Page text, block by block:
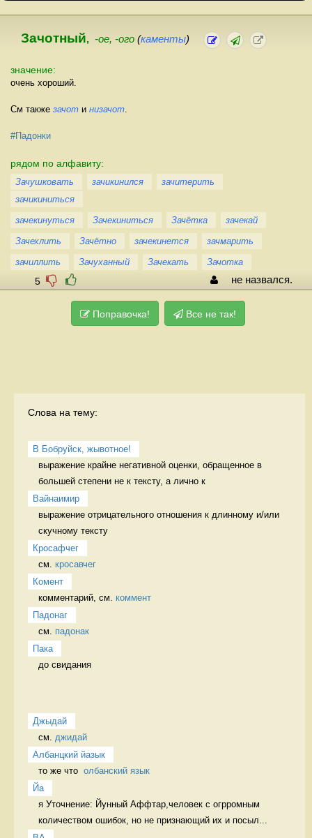
Зачотный, -ое, -ого (каменты)
значение:
очень хороший.
См также зачот и низачот
#Падонки
рядом по алфавиту:
Зачушковать зачикинился
зачитерить
зачикиниться
зачекинуться
Зачекиниться Зачётка
зачекай
Зачехлить
Зачётно зачекинется
зачмарить
зачиллить
Зачуханный Зачекать Зачотка
5 не назвался.
Поправочка! Все не так!
Слова на тему:
В Бобруйск, жывотное!
выражение крайне негативной оценки, обращенное в
большей степени не к тексту, а лично к
Вайнаимир
выражение отрицательного отношения к длинному и/или
скучному тексту
Кросафчег
см. кросавчег
Комент
комментарий, см. коммент
Падонаг
см. падонак
Пака
до свидания
Джыдай
см. джидай
Албанцкий йазык
то же что олбанский язык
Йа
я Уточнение: Йунный Аффтар,человек с огрромным
количеством ошибок, но не признающий их и посыл...